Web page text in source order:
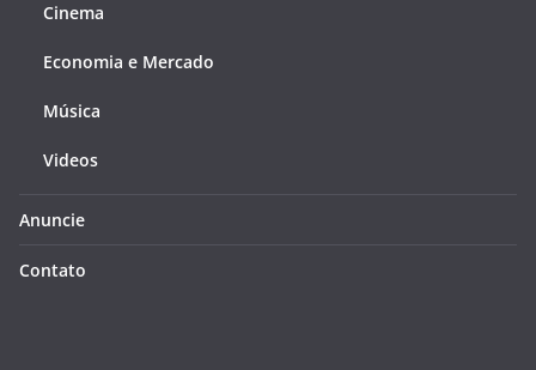
Cinema
Economia e Mercado
Música
Videos
Anuncie
Contato